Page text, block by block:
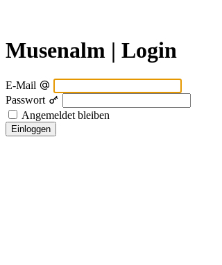
Musenalm | Login
E-Mail
Passwort
Angemeldet bleiben
Einloggen